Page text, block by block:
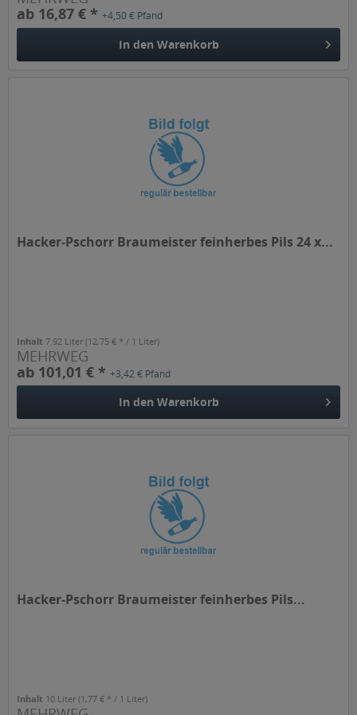
ab 16,87 € *+4,50 € Pfand
In den Warenkorb
Hacker-Pschorr Braumeister feinherbes Pils 24 x...
Inhalt7.92 Liter(12,75 € * / 1 Liter)
MEHRWEG
ab 101,01 € *+3,42 € Pfand
In den Warenkorb
Hacker-Pschorr Braumeister feinherbes Pils...
Inhalt 10 Liter(1,77 € * / 1 Liter)